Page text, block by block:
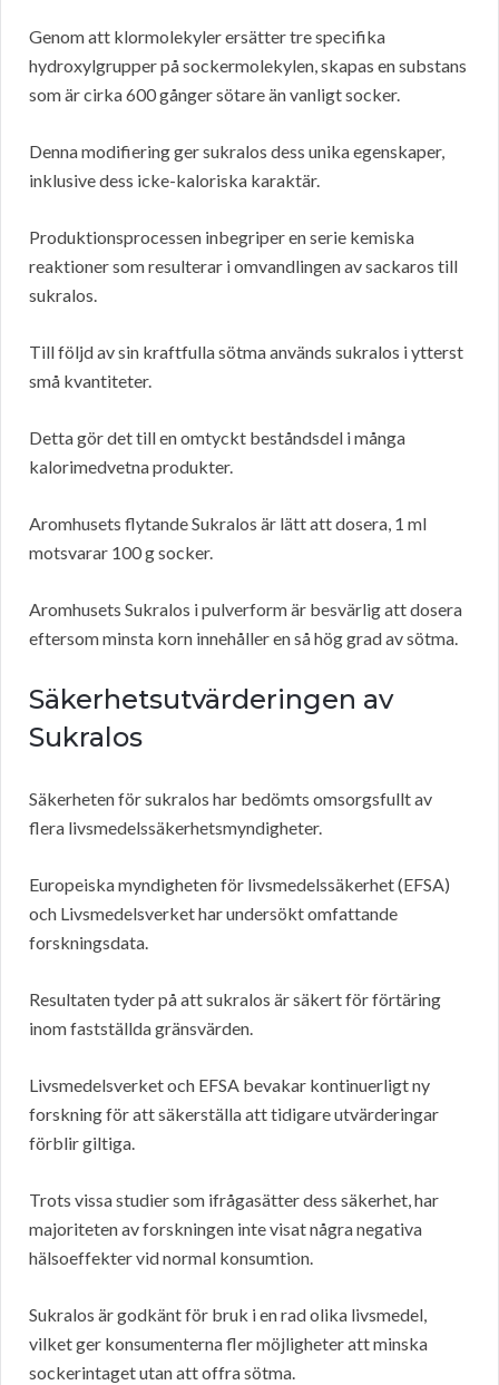
Genom att klormolekyler ersätter tre specifika
hydroxylgrupper på sockermolekylen, skapas en substans
som är cirka 600 gånger sötare än vanligt socker.
Denna modifiering ger sukralos dess unika egenskaper,
inklusive dess icke-kaloriska karaktär.
Produktionsprocessen inbegriper en serie kemiska
reaktioner som resulterar i omvandlingen av sackaros till
sukralos.
Till följd av sin kraftfulla sötma används sukralos i ytterst
små kvantiteter.
Detta gör det till en omtyckt beståndsdel i många
kalorimedvetna produkter.
Aromhusets flytande Sukralos är lätt att dosera, 1 ml
motsvarar 100 g socker.
Aromhusets Sukralos i pulverform är besvärlig att dosera
eftersom minsta korn innehåller en så hög grad av sötma.
Säkerhetsutvärderingen av
Sukralos
Säkerheten för sukralos har bedömts omsorgsfullt av
flera livsmedelssäkerhetsmyndigheter.
Europeiska myndigheten för livsmedelssäkerhet (EFSA)
och Livsmedelsverket har undersökt omfattande
forskningsdata.
Resultaten tyder på att sukralos är säkert för förtäring
inom fastställda gränsvärden.
Livsmedelsverket och EFSA bevakar kontinuerligt ny
forskning för att säkerställa att tidigare utvärderingar
förblir giltiga.
Trots vissa studier som ifrågasätter dess säkerhet, har
majoriteten av forskningen inte visat några negativa
hälsoeffekter vid normal konsumtion.
Sukralos är godkänt för bruk i en rad olika livsmedel,
vilket ger konsumenterna fler möjligheter att minska
sockerintaget utan att offra sötma.